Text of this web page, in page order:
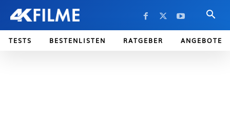
TESTS BESTENLISTEN RATGEBER ANGEBOTE